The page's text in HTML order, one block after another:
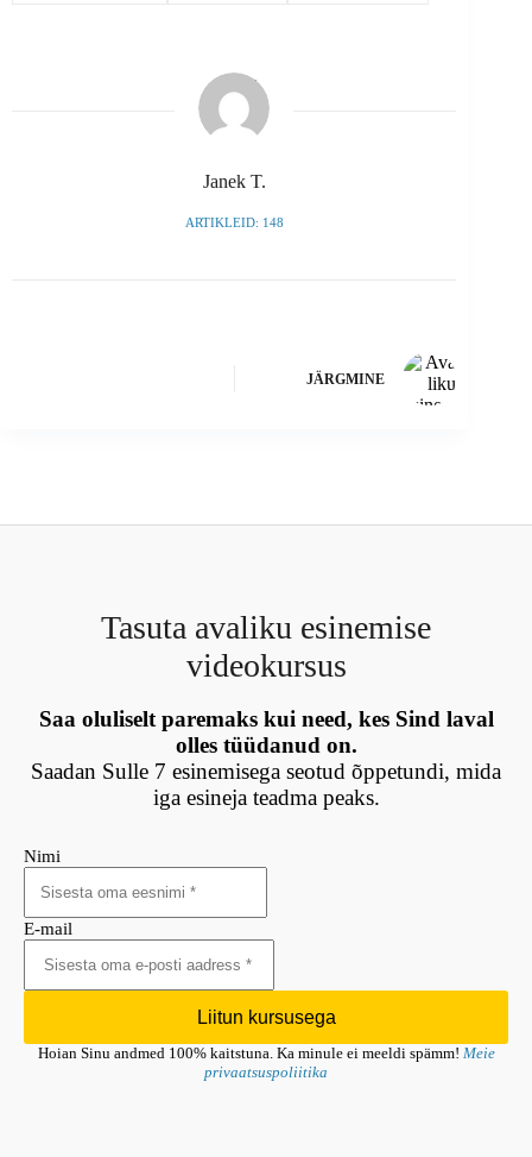
Janek T.
ARTIKLEID: 148
JÄRGMINE
Tasuta avaliku esinemise
videokursus
Saa oluliselt paremaks kui need, kes Sind laval
olles tüüdanud on.
Saadan Sulle 7 esinemisega seotud õppetundi, mida
iga esineja teadma peaks.
Nimi
E-mail
Liitun kursusega
Hoian Sinu andmed 100% kaitstuna. Ka minule ei meeldi spämm! Meie
privaatsuspoliitika